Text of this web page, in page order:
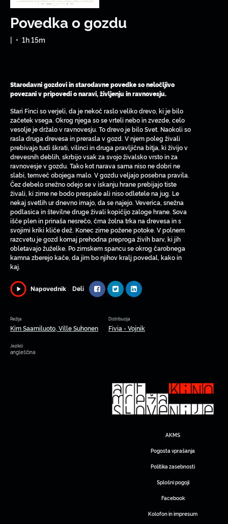
Povedka o gozdu
| • 1h 15m
Starodavni gozdovi in starodavne povedke so neločljivo
povezani v pripovedi o naravi, življenju in ravnovesju.
Stari Finci so verjeli, da je nekoč raslo veliko drevo, ki je bilo
začetek vsega. Okrog njega so se vrteli nebo in zvezde, celo
vesolje je držalo v ravnovesju. To drevo je bilo Svet. Naokoli so
rasla druga drevesa in prerasla v gozd. V njem poleg živali
prebivajo tudi škrati, vilinci in druga pravljična bitja, ki živijo v
drevesnih deblih, skrbijo vsak za svojo živalsko vrsto in za
ravnovesje v gozdu. Tako kot narava sama niso ne dobri ne
slabi, temveč obojega malo. V gozdu veljajo posebna pravila.
Čez debelo snežno odejo se v iskanju hrane prebijajo tiste
živali, ki zime ne bodo prespale ali niso odletele na jug. Le
nekaj svetlih ur dnevno imajo, da se najejo. Veverica, snežna
podlasica in številne druge živali kopičijo zaloge hrane. Sova
išče plen in prinaša nesrečo, črna žolna trka na drevesa in s
svojimi kriki kliče dež. Konec zime požene potoke. V polnem
razcvetu je gozd komaj prehodna preproga živih barv, ki jih
obletavajo žuželke. Po zimskem spancu se okrog čarobnega
kamna zberejo kače, da jim bo njihov kralj povedal, kako in
kaj.
Napovednik Deli
Režija
Kim Saarniluoto, Ville Suhonen
Distribucija
Fivia - Vojnik
Jezik(i)
angleščina
AKMS
Pogosta vprašanja
Politika zasebnosti
Splošni pogoji
Facebook
Kolofon in impresum